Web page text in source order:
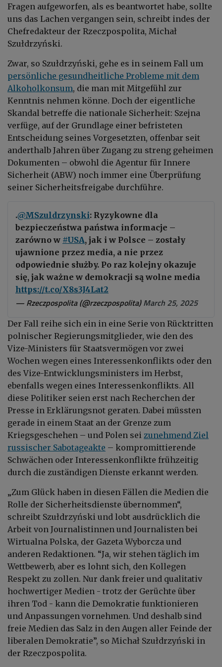
Fragen aufgeworfen, als es beantwortet habe, sollte
uns das Lachen vergangen sein, schreibt indes der
Chefredakteur der Rzeczpospolita, Michał
Szułdrzyński.
Zwar, so Szułdrzyński, gehe es in seinem Fall um
persönliche gesundheitliche Probleme mit dem
Alkoholkonsum, die man mit Mitgefühl zur
Kenntnis nehmen könne. Doch der eigentliche
Skandal betreffe die nationale Sicherheit: Szejna
verfüge, auf der Grundlage einer befristeten
Entscheidung seines Vorgesetzten, offenbar seit
anderthalb Jahren über Zugang zu streng geheimen
Dokumenten – obwohl die Agentur für Innere
Sicherheit (ABW) noch immer eine Überprüfung
seiner Sicherheitsfreigabe durchführe.
.@MSzuldrzynski: Ryzykowne dla
bezpieczeństwa państwa informacje –
zarówno w #USA, jak i w Polsce – zostały
ujawnione przez media, a nie przez
odpowiednie służby. Po raz kolejny okazuje
się, jak ważne w demokracji są wolne media
https://t.co/X8s3J4Lat2
— Rzeczpospolita (@rzeczpospolita)March 25, 2025
Der Fall reihe sich ein in eine Serie von Rücktritten
polnischer Regierungsmitglieder, wie den des
Vize-Ministers für Staatsvermögen vor zwei
Wochen wegen eines Interessenkonflikts oder den
des Vize-Entwicklungsministers im Herbst,
ebenfalls wegen eines Interessenkonflikts. All
diese Politiker seien erst nach Recherchen der
Presse in Erklärungsnot geraten. Dabei müssten
gerade in einem Staat an der Grenze zum
Kriegsgeschehen – und Polen sei zunehmend Ziel
russischer Sabotageakte – kompromittierende
Schwächen oder Interessenkonflikte frühzeitig
durch die zuständigen Dienste erkannt werden.
„Zum Glück haben in diesen Fällen die Medien die
Rolle der Sicherheitsdienste übernommen“,
schreibt Szułdrzyński und lobt ausdrücklich die
Arbeit von Journalistinnen und Journalisten bei
Wirtualna Polska, der Gazeta Wyborcza und
anderen Redaktionen. “Ja, wir stehen täglich im
Wettbewerb, aber es lohnt sich, den Kollegen
Respekt zu zollen. Nur dank freier und qualitativ
hochwertiger Medien - trotz der Gerüchte über
ihren Tod - kann die Demokratie funktionieren
und Anpassungen vornehmen. Und deshalb sind
freie Medien das Salz in den Augen aller Feinde der
liberalen Demokratie”, so Michał Szułdrzyński in
der Rzeczpospolita.